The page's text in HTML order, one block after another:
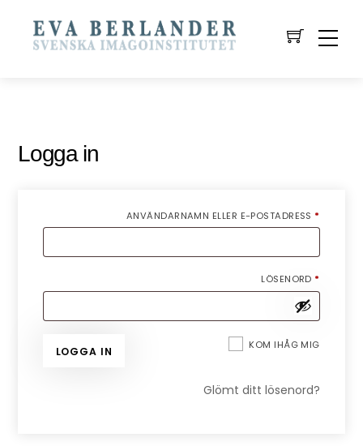
Logga in
ANVÄNDARNAMN ELLER E-POSTADRESS *
LÖSENORD *
KOM IHÅG MIG
LOGGA IN
Glömt ditt lösenord?